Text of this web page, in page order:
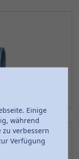
Einige
während
verbessern
Verfügung